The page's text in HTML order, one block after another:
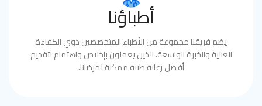
أطباؤنا
يضم فريقنا مجموعة من الأطباء المتخصصين ذوي الكفاءة
العالية والخبرة الواسعة، الذين يعملون بإخلاص واهتمام لتقديم
أفضل رعاية طبية ممكنة لمرضانا.